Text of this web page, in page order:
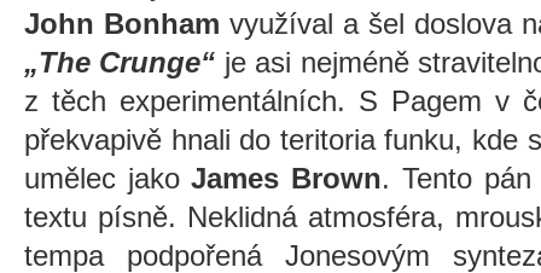
John Bonham využíval a šel doslova
„The Crunge“ je asi nejméně
z těch experimentálních. S Pagem v
překvapivě hnali do teritoria funku, kde
umělec jakoJames Brown. Tento
textu písně. Neklidná atmosféra,
tempa podpořená Jonesovým